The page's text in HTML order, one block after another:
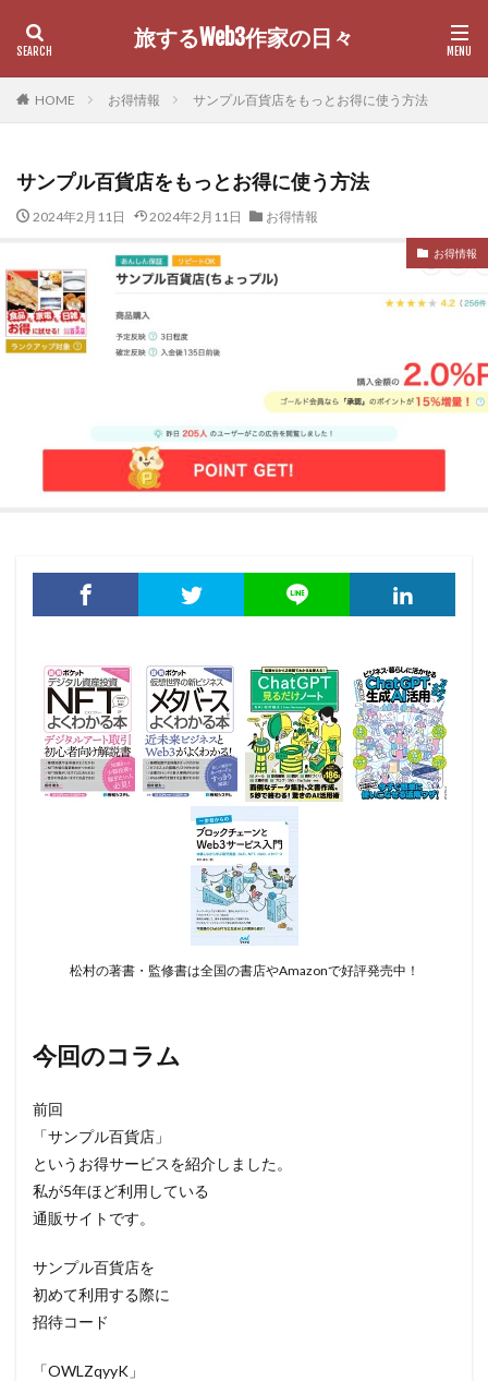
旅するWeb3作家の日々
HOME お得情報 サンプル百貨店をもっとお得に使う方法
サンプル百貨店をもっとお得に使う方法
2024年2月11日 2024年2月11日 お得情報
お得情報
松村の著書・監修書は全国の書店やAmazonで好評発売中！
今回のコラム
前回
「サンプル百貨店」
というお得サービスを紹介しました。
私が5年ほど利用している
通販サイトです。
サンプル百貨店を
初めて利用する際に
招待コード
「OWLZqyyK」
検索